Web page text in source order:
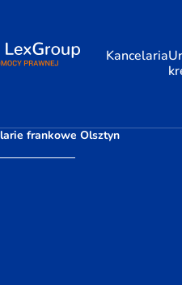
Kancelaria
frankowe Olsztyn